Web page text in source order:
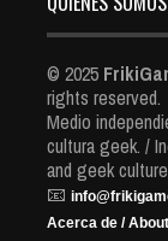
© 2025
rights reserved.
Medio
cultura geek. /
and geek
📧
Acerca de / About |